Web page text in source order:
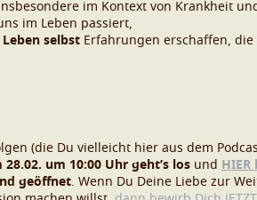
im Kontext von Krankheit
im Leben passiert,
selbst Erfahrungen erschaffen,
(die Du vielleicht hier aus dem
28.02. um 10:00 Uhr geht’s los und
geöffnet. Wenn Du Deine Liebe zur